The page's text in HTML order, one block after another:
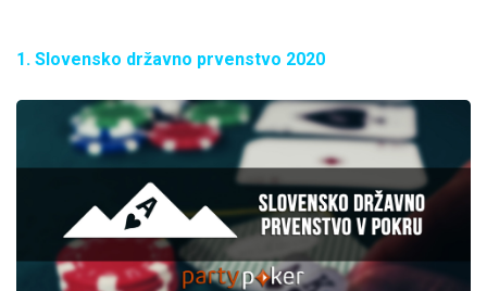
1. Slovensko državno prvenstvo 2020